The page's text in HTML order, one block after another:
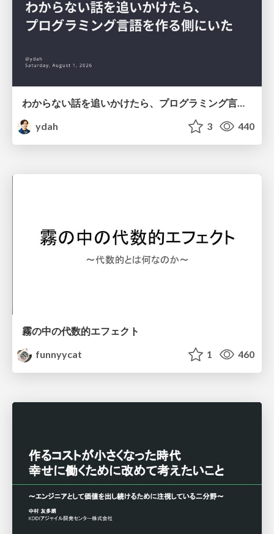
わからない話を追いかけたら、プログラミング言語を作る側にいた
ydah
3 440
霧の中の代数的エフェクト
funnyycat
1 460